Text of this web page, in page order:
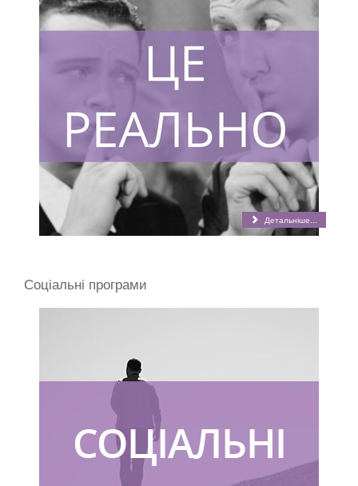
Детальніше...
Соціальні програми